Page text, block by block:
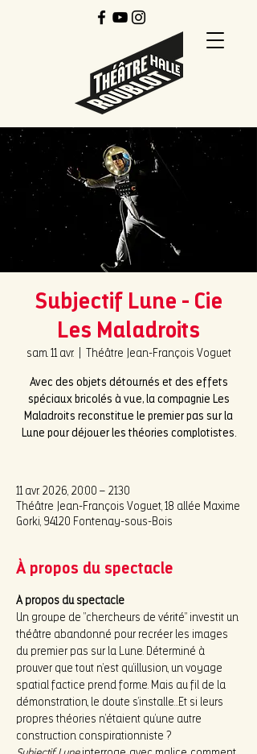
Subjectif Lune - Cie
Les Maladroits
sam. 11 avr.
  |
Théâtre Jean-François Voguet
Avec des objets détournés et des effets
spéciaux bricolés à vue, la compagnie Les
Maladroits reconstitue le premier pas sur la
Lune pour déjouer les théories complotistes.
11 avr. 2026, 20:00 – 21:30
Théâtre Jean-François Voguet, 18 allée Maxime
Gorki, 94120 Fontenay-sous-Bois
À propos du spectacle
A propos du spectacle
Un groupe de “chercheurs de vérité” investit un
théâtre abandonné pour recréer les images
du premier pas sur la Lune. Déterminé à
prouver que tout n’est qu’illusion, un voyage
spatial factice prend forme. Mais au fil de la
démonstration, le doute s’installe…Et si leurs
propres théories n’étaient qu’une autre
construction conspirationniste ?